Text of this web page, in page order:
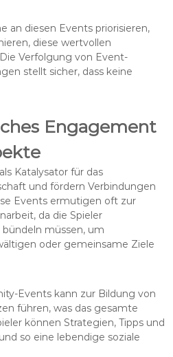
an diesen Events priorisieren,
diese wertvollen
Verfolgung von Event-
stellt sicher, dass keine
Engagement
Katalysator für das
und fördern Verbindungen
Events ermutigen oft zur
da die Spieler
müssen, um
oder gemeinsame Ziele
Events kann zur Bildung von
führen, was das gesamte
können Strategien, Tipps und
so eine lebendige soziale